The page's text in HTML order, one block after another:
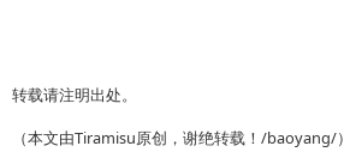
转载请注明出处。
（本文由Tiramisu原创，谢绝转载！/baoyang/）